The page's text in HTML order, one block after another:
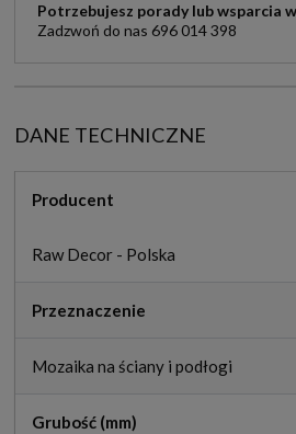
Potrzebujesz porady lub wsparcia
Zadzwoń do nas 696 014 398
DANE TECHNICZNE
Producent
Raw Decor - Polska
Przeznaczenie
Mozaika na ściany i podłogi
Grubość (mm)